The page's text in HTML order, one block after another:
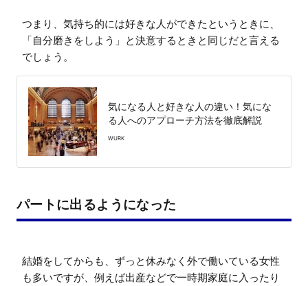
つまり、気持ち的には好きな人ができたというときに、
「自分磨きをしよう」と決意するときと同じだと言える
でしょう。
気になる人と好きな人の違い！気にな
る人へのアプローチ方法を徹底解説
WURK
パートに出るようになった
結婚をしてからも、ずっと休みなく外で働いている女性
も多いですが、例えば出産などで一時期家庭に入ったり